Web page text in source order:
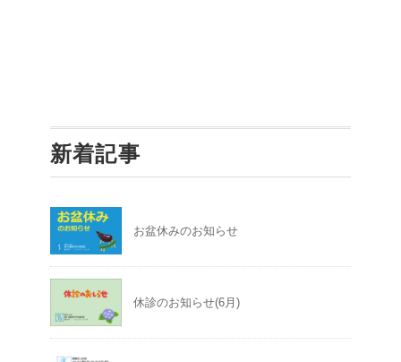
新着記事
お盆休みのお知らせ
休診のお知らせ(6月)